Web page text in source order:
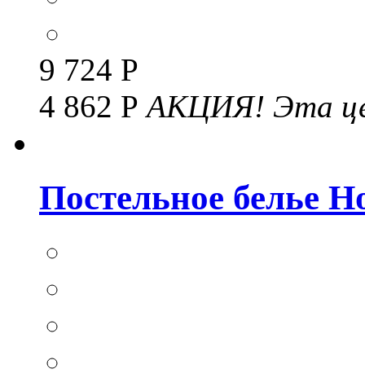
9 724 Р
4 862 РАКЦИЯ! Эта
Постельное белье